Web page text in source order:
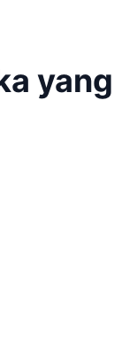
yang